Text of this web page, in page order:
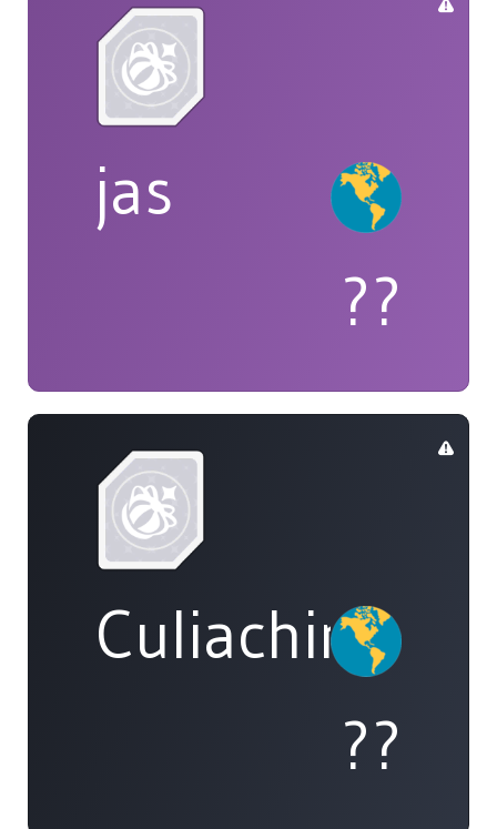
jas
??
Culiachinos
??